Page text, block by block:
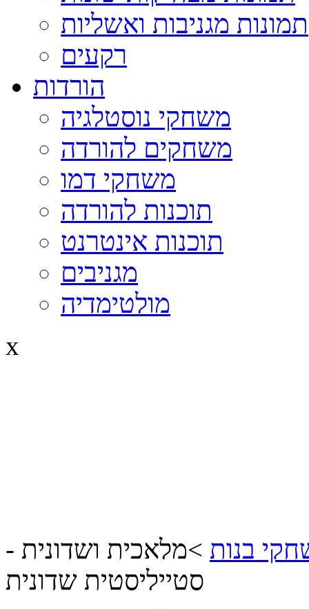
תמונות מגניבות ואשליות
רקעים
הורדות
משחקי נוסטלגיה
משחקים להורדה
משחקי דמו
תוכנות להורדה
תוכנות אינטרנט
מגניבים
מולטימדיה
x
בנות >מלאכית ושדונית -
סטייליסטית שדונית